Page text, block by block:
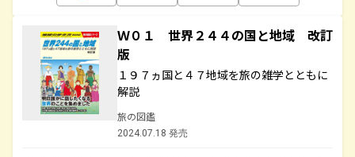
Ｗ０１ 世界２４４の国と地域 改訂
版
１９７ヵ国と４７地域を旅の雑学とともに
解説
旅の図鑑
2024.07.18 発売